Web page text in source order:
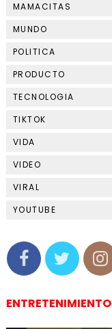
MAMACITAS
MUNDO
POLITICA
PRODUCTO
TECNOLOGIA
TIKTOK
VIDA
VIDEO
VIRAL
YOUTUBE
ENTRETENIMIENTO